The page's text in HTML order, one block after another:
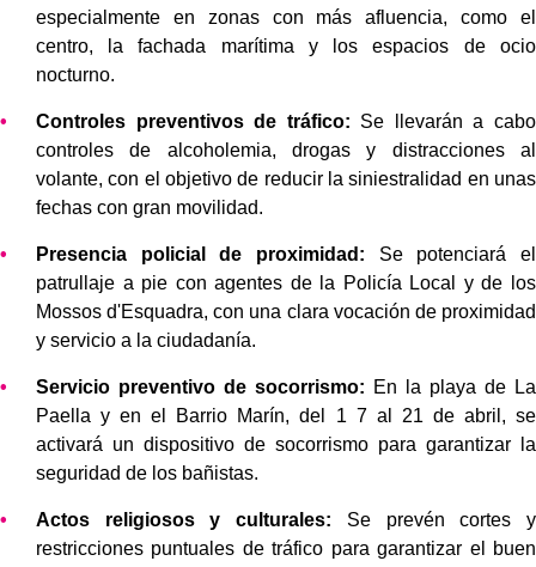
especialmente en zonas con más afluencia, como el
centro, la fachada marítima y los espacios de ocio
nocturno.
Controles preventivos de tráfico: Se llevarán a cabo
controles de alcoholemia, drogas y distracciones al
volante, con el objetivo de reducir la siniestralidad en unas
fechas con gran movilidad.
Presencia policial de proximidad: Se potenciará el
patrullaje a pie con agentes de la Policía Local y de los
Mossos d'Esquadra, con una clara vocación de proximidad
y servicio a la ciudadanía.
Servicio preventivo de socorrismo: En la playa de La
Paella y en el Barrio Marín, del 1 7 al 21 de abril, se
activará un dispositivo de socorrismo para garantizar la
seguridad de los bañistas.
Actos religiosos y culturales: Se prevén cortes y
restricciones puntuales de tráfico para garantizar el buen